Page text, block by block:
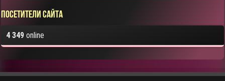
Посетители сайта
4 349 online